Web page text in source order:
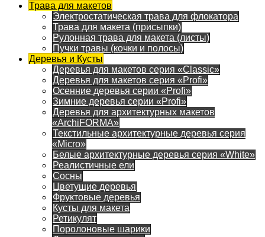
Трава для макетов
Электростатическая трава для флокатора
Трава для макета (присыпки)
Рулонная трава для макета (листы)
Пучки травы (кочки и полосы)
Деревья и Кусты
Деревья для макетов серия «Classic»
Деревья для макетов серия «Profi»
Осенние деревья серии «Profi»
Зимние деревья серии «Profi»
Деревья для архитектурных макетов
«ArchiFORMA»
Текстильные архитектурные деревья серия
«Micro»
Белые архитектурные деревья серия «White»
Реалистичные ели
Сосны
Цветущие деревья
Фруктовые деревья
Кусты для макета
Ретикулят
Поролоновые шарики